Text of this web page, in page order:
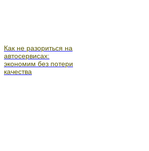
Как не разориться на
автосервисах:
экономим без потери
качества